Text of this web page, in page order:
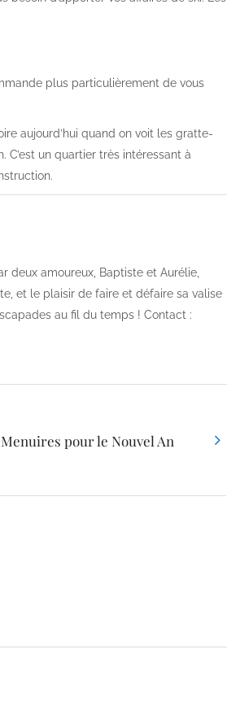
plus particulièrement de vous
aujourd’hui quand on voit les gratte-
un quartier très intéressant à
deux amoureux, Baptiste et Aurélie,
et le plaisir de faire et défaire sa valise
au fil du temps ! Contact :
pour le Nouvel An